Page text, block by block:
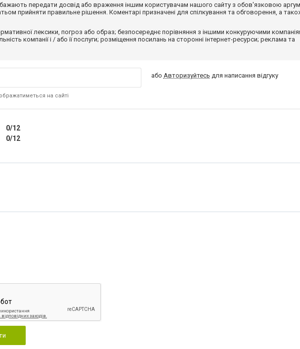
бажають передати досвід або враження іншим користувачам нашого сайту з обов'язковою
прийняти правильне рішення. Коментарі призначені для спілкування та обговорення, а
лексики, погроз або образ; безпосереднє порівняння з іншими конкуруючими
компанії і / або її послуги; розміщення посилань на сторонні інтернет-ресурси; реклама та
на сайті
або Авторизуйтесь для написання відгуку
0/12
0/12